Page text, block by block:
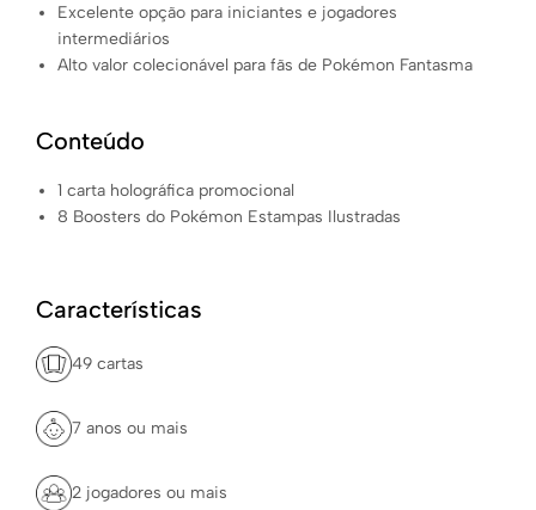
Excelente opção para iniciantes e jogadores
intermediários
Alto valor colecionável para fãs de Pokémon Fantasma
Conteúdo
1 carta holográfica promocional
8 Boosters do Pokémon Estampas Ilustradas
Características
49 cartas
7 anos ou mais
2 jogadores ou mais